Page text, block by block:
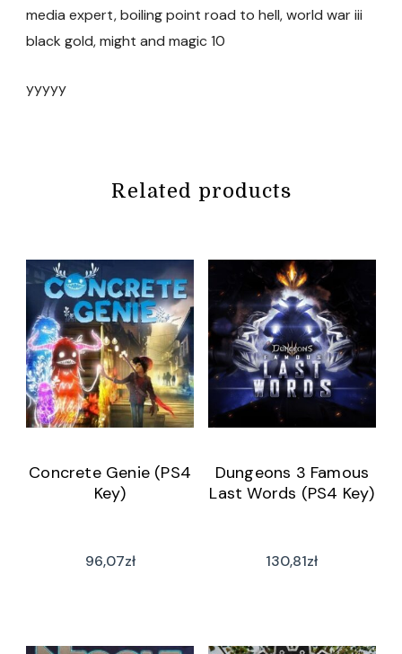
media expert, boiling point road to hell, world war iii
black gold, might and magic 10
yyyyy
Related products
Concrete Genie (PS4
Key)
96,07zł
Dungeons 3 Famous
Last Words (PS4 Key)
130,81zł